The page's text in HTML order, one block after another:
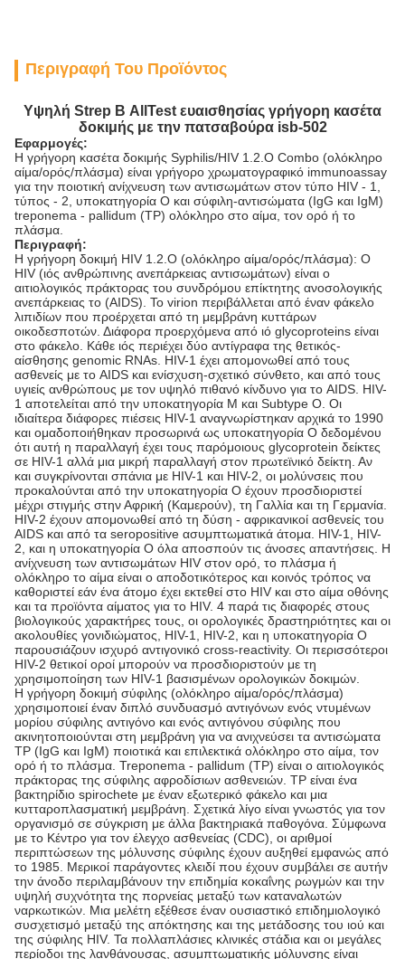
Περιγραφή Του Προϊόντος
Υψηλή Strep Β AllTest ευαισθησίας γρήγορη κασέτα
δοκιμής με την πατσαβούρα isb-502
Εφαρμογές:
Η γρήγορη κασέτα δοκιμής Syphilis/HIV 1.2.O Combo (ολόκληρο
αίμα/ορός/πλάσμα) είναι γρήγορο χρωματογραφικό immunoassay
για την ποιοτική ανίχνευση των αντισωμάτων στον τύπο HIV - 1,
τύπος - 2, υποκατηγορία Ο και σύφιλη-αντισώματα (IgG και IgM)
treponema - pallidum (TP) ολόκληρο στο αίμα, τον ορό ή το
πλάσμα.
Περιγραφή:
Η γρήγορη δοκιμή HIV 1.2.O (ολόκληρο αίμα/ορός/πλάσμα): Ο
HIV (ιός ανθρώπινης ανεπάρκειας αντισωμάτων) είναι ο
αιτιολογικός πράκτορας του συνδρόμου επίκτητης ανοσολογικής
ανεπάρκειας το (AIDS). Το virion περιβάλλεται από έναν φάκελο
λιπιδίων που προέρχεται από τη μεμβράνη κυττάρων
οικοδεσποτών. Διάφορα προερχόμενα από ιό glycoproteins είναι
στο φάκελο. Κάθε ιός περιέχει δύο αντίγραφα της θετικός-
αίσθησης genomic RNAs. HIV-1 έχει απομονωθεί από τους
ασθενείς με το AIDS και ενίσχυση-σχετικό σύνθετο, και από τους
υγιείς ανθρώπους με τον υψηλό πιθανό κίνδυνο για το AIDS. HIV-
1 αποτελείται από την υποκατηγορία Μ και Subtype Ο. Οι
ιδιαίτερα διάφορες πιέσεις HIV-1 αναγνωρίστηκαν αρχικά το 1990
και ομαδοποιήθηκαν προσωρινά ως υποκατηγορία Ο δεδομένου
ότι αυτή η παραλλαγή έχει τους παρόμοιους glycoprotein δείκτες
σε HIV-1 αλλά μια μικρή παραλλαγή στον πρωτεϊνικό δείκτη. Αν
και συγκρίνονται σπάνια με HIV-1 και HIV-2, οι μολύνσεις που
προκαλούνται από την υποκατηγορία Ο έχουν προσδιοριστεί
μέχρι στιγμής στην Αφρική (Καμερούν), τη Γαλλία και τη Γερμανία.
HIV-2 έχουν απομονωθεί από τη δύση - αφρικανικοί ασθενείς του
AIDS και από τα seropositive ασυμπτωματικά άτομα. HIV-1, HIV-
2, και η υποκατηγορία Ο όλα αποσπούν τις άνοσες απαντήσεις. Η
ανίχνευση των αντισωμάτων HIV στον ορό, το πλάσμα ή
ολόκληρο το αίμα είναι ο αποδοτικότερος και κοινός τρόπος να
καθοριστεί εάν ένα άτομο έχει εκτεθεί στο HIV και στο αίμα οθόνης
και τα προϊόντα αίματος για το HIV. 4 παρά τις διαφορές στους
βιολογικούς χαρακτήρες τους, οι ορολογικές δραστηριότητες και οι
ακολουθίες γονιδιώματος, HIV-1, HIV-2, και η υποκατηγορία Ο
παρουσιάζουν ισχυρό αντιγονικό cross-reactivity. Οι περισσότεροι
HIV-2 θετικοί οροί μπορούν να προσδιοριστούν με τη
χρησιμοποίηση των HIV-1 βασισμένων ορολογικών δοκιμών.
Η γρήγορη δοκιμή σύφιλης (ολόκληρο αίμα/ορός/πλάσμα)
χρησιμοποιεί έναν διπλό συνδυασμό αντιγόνων ενός ντυμένων
μορίου σύφιλης αντιγόνο και ενός αντιγόνου σύφιλης που
ακινητοποιούνται στη μεμβράνη για να ανιχνεύσει τα αντισώματα
TP (IgG και IgM) ποιοτικά και επιλεκτικά ολόκληρο στο αίμα, τον
ορό ή το πλάσμα. Treponema - pallidum (TP) είναι ο αιτιολογικός
πράκτορας της σύφιλης αφροδίσιων ασθενειών. TP είναι ένα
βακτηρίδιο spirochete με έναν εξωτερικό φάκελο και μια
κυτταροπλασματική μεμβράνη. Σχετικά λίγο είναι γνωστός για τον
οργανισμό σε σύγκριση με άλλα βακτηριακά παθογόνα. Σύμφωνα
με το Κέντρο για τον έλεγχο ασθενείας (CDC), οι αριθμοί
περιπτώσεων της μόλυνσης σύφιλης έχουν αυξηθεί εμφανώς από
το 1985. Μερικοί παράγοντες κλειδί που έχουν συμβάλει σε αυτήν
την άνοδο περιλαμβάνουν την επιδημία κοκαΐνης ρωγμών και την
υψηλή συχνότητα της πορνείας μεταξύ των καταναλωτών
ναρκωτικών. Μια μελέτη εξέθεσε έναν ουσιαστικό επιδημιολογικό
συσχετισμό μεταξύ της απόκτησης και της μετάδοσης του ιού και
της σύφιλης HIV. Τα πολλαπλάσιες κλινικές στάδια και οι μεγάλες
περίοδοι της λανθάνουσας, ασυμπτωματικής μόλυνσης είναι